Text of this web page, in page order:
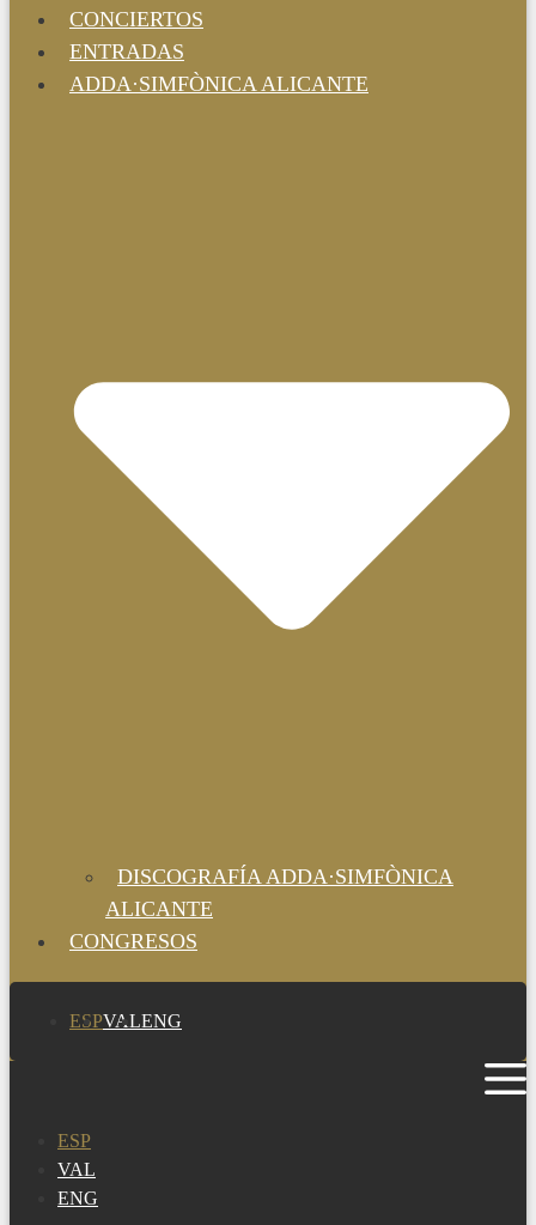
CONCIERTOS
ENTRADAS
ADDA·SIMFÒNICA ALICANTE
DISCOGRAFÍA ADDA·SIMFÒNICA
ALICANTE
CONGRESOS
ESPVALENG
ESP
VAL
ENG